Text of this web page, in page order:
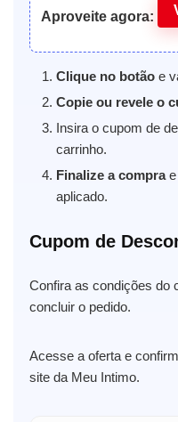
Aproveite agora:
Clique no botão e
Copie ou revele o
Insira o cupom de
carrinho.
Finalize a comprae
aplicado.
Cupom de
Confira as condições do
concluir o pedido.
Acesse a oferta e
site da Meu Intimo.